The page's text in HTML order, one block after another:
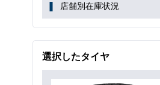
店舗別在庫状況
選択したタイヤ